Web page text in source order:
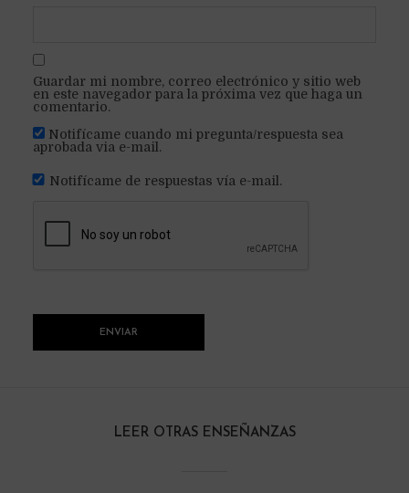
Guardar mi nombre, correo electrónico y sitio web
en este navegador para la próxima vez que haga un
comentario.
Notifícame cuando mi pregunta/respuesta sea
aprobada via e-mail.
Notifícame de respuestas vía e-mail.
LEER OTRAS ENSEÑANZAS